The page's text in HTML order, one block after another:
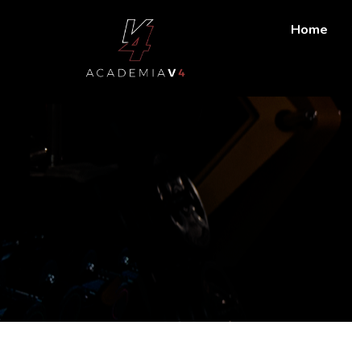
Home